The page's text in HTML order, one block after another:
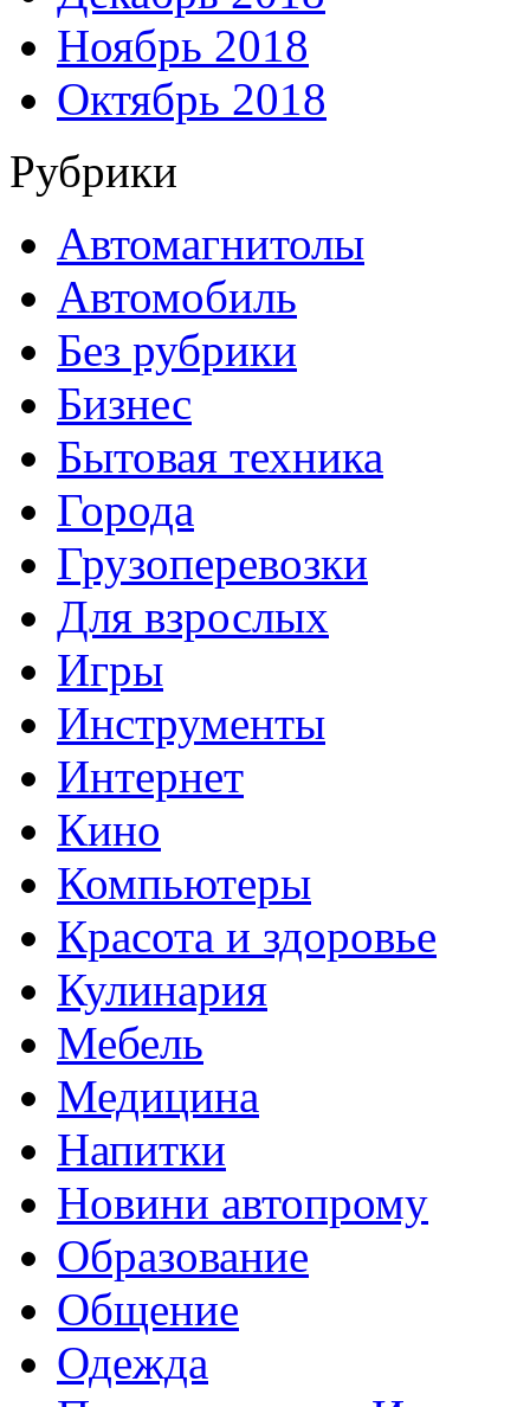
Ноябрь 2018
Октябрь 2018
Рубрики
Автомагнитолы
Автомобиль
Без рубрики
Бизнес
Бытовая техника
Города
Грузоперевозки
Для взрослых
Игры
Инструменты
Интернет
Кино
Компьютеры
Красота и здоровье
Кулинария
Мебель
Медицина
Напитки
Новини автопрому
Образование
Общение
Одежда